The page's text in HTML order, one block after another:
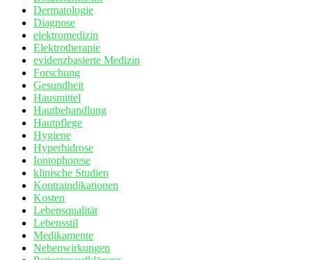
Dermatologie
Diagnose
elektromedizin
Elektrotherapie
evidenzbasierte Medizin
Forschung
Gesundheit
Hausmittel
Hautbehandlung
Hautpflege
Hygiene
Hyperhidrose
Iontophorese
klinische Studien
Kontraindikationen
Kosten
Lebensqualität
Lebensstil
Medikamente
Nebenwirkungen